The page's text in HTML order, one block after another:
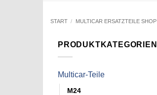
START / MULTICAR ERSATZTEILE SHOP
PRODUKTKATEGORIEN
Multicar-Teile
M24